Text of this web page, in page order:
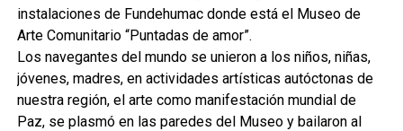
instalaciones de Fundehumac donde está el Museo de
Arte Comunitario “Puntadas de amor”.
Los navegantes del mundo se unieron a los niños, niñas,
jóvenes, madres, en actividades artísticas autóctonas de
nuestra región, el arte como manifestación mundial de
Paz, se plasmó en las paredes del Museo y bailaron al